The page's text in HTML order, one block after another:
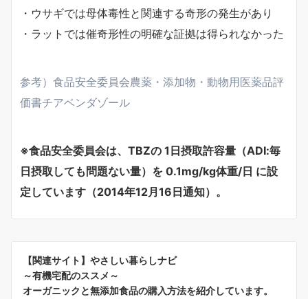
・ウサギでは母体毒性と関連する奇形の発生があり
・ラットでは催奇形性の明確な証拠は得られなかった
参考）食品安全委員会農薬・添加物・動物用医薬品評
価書チアベンダゾール
※食品安全委員会は、TBZの 1日摂取許容量（ADI:毎
日摂取しても問題ない量）を 0.1mg/kg体重/日 に設
定しています（2014年12月16日通知）。
【関連サイト】やさしい暮らしナビ
～有機宅配のススメ～
オーガニックと無添加食品の購入方法を紹介しています。